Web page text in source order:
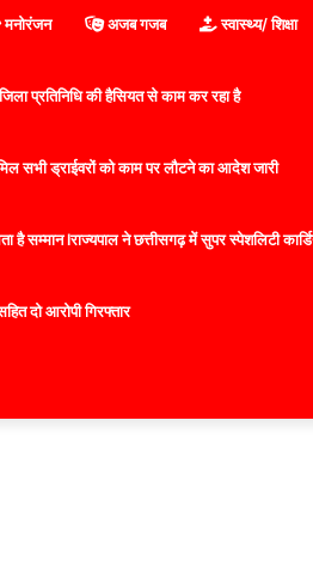
मनोरंजन अजब गजब स्वास्थ्य/ शिक्षा
प्रतिनिधि की हैसियत से काम कर रहा है
सभी ड्राईवरों को काम पर लौटने का आदेश जारी
है सम्मान lराज्यपाल ने छत्तीसगढ़ में सुपर स्पेशलिटी
दो आरोपी गिरफ्तार